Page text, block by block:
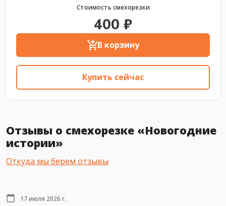
Стоимость смехорезки
400 ₽
В корзину
Купить сейчас
Отзывы о смехорезке «Новогодние
истории»
Откуда мы берем отзывы
17 июля 2026 г.